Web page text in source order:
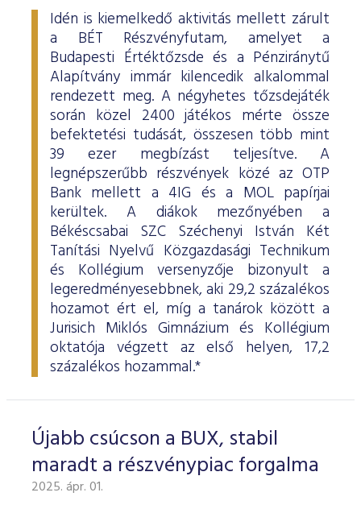
Idén is kiemelkedő aktivitás mellett zárult
a BÉT Részvényfutam, amelyet a
Budapesti Értéktőzsde és a Pénziránytű
Alapítvány immár kilencedik alkalommal
rendezett meg. A négyhetes tőzsdejáték
során közel 2400 játékos mérte össze
befektetési tudását, összesen több mint
39 ezer megbízást teljesítve. A
legnépszerűbb részvények közé az OTP
Bank mellett a 4IG és a MOL papírjai
kerültek. A diákok mezőnyében a
Békéscsabai SZC Széchenyi István Két
Tanítási Nyelvű Közgazdasági Technikum
és Kollégium versenyzője bizonyult a
legeredményesebbnek, aki 29,2 százalékos
hozamot ért el, míg a tanárok között a
Jurisich Miklós Gimnázium és Kollégium
oktatója végzett az első helyen, 17,2
százalékos hozammal.*
Újabb csúcson a BUX, stabil
maradt a részvénypiac forgalma
2025. ápr. 01.